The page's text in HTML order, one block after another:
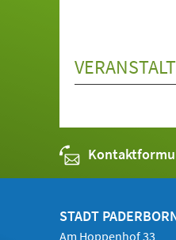
STADT
Am Hoppenhof 33